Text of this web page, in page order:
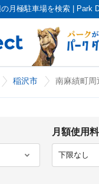
月極駐車場を検索 | Park
稲沢市 南麻績町周
月額使用料